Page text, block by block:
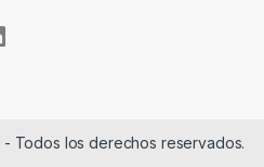
- Todos los derechos reservados.